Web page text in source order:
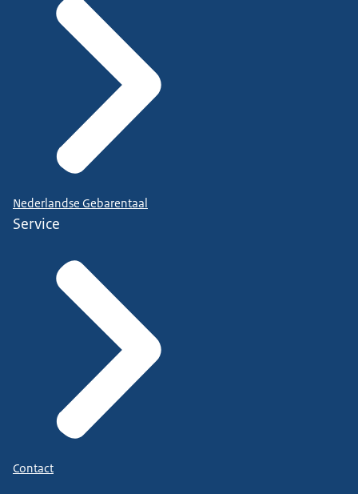
Nederlandse Gebarentaal
Service
Contact